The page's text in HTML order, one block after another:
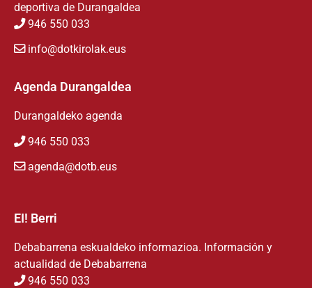
deportiva de Durangaldea
946 550 033
info@dotkirolak.eus
Agenda Durangaldea
Durangaldeko agenda
946 550 033
agenda@dotb.eus
EI! Berri
Debabarrena eskualdeko informazioa. Información y
actualidad de Debabarrena
946 550 033